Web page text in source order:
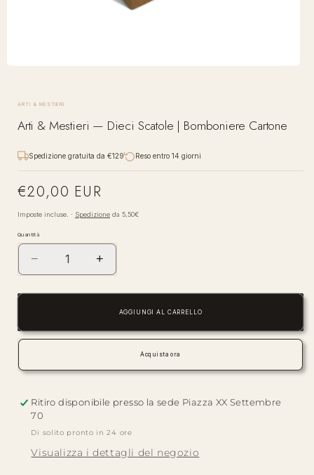
finestra
ARTI & MESTIERI
Arti & Mestieri — Dieci Scatole | Bomboniere Cartone
Spedizione gratuita da €129 Reso entro 14 giorni
Prezzo
€20,00 EUR
Imposte incluse. · Spedizione da 5,50€
Quantità
Diminuisci
quantità
per
Mestieri
Dieci
|
Bomboniere
Cartone
−
Aumenta
quantità
per
Mestieri
Dieci
|
Bomboniere
Cartone
+
AGGIUNGI AL CARRELLO
Acquista ora
Ritiro disponibile presso la sede Piazza XX Settembre
70
Di solito pronto in 24 ore
Visualizza i dettagli del negozio